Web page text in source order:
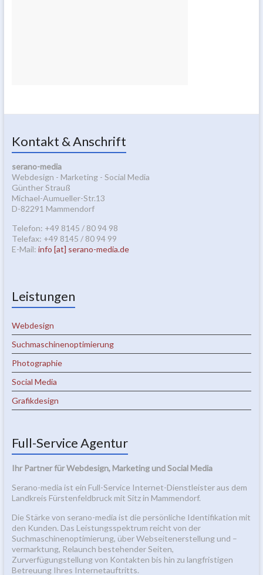
Kontakt & Anschrift
serano-media
Webdesign - Marketing - Social Media
Günther Strauß
Michael-Aumueller-Str.13
D-82291 Mammendorf
Telefon: +49 8145 / 80 94 98
Telefax: +49 8145 / 80 94 99
E-Mail: info [at] serano-media.de
Leistungen
Webdesign
Suchmaschinenoptimierung
Photographie
Social Media
Grafikdesign
Full-Service Agentur
Ihr Partner für Webdesign, Marketing und Social Media
Serano-media ist ein Full-Service Internet-Dienstleister aus dem
Landkreis Fürstenfeldbruck mit Sitz in Mammendorf.
Die Stärke von serano-media ist die persönliche Identifikation mit
den Kunden. Das Leistungsspektrum reicht von der
Suchmaschinenoptimierung, über Webseitenerstellung und –
vermarktung, Relaunch bestehender Seiten,
Zurverfügungstellung von Kontakten bis hin zu langfristigen
Betreuung Ihres Internetauftritts.